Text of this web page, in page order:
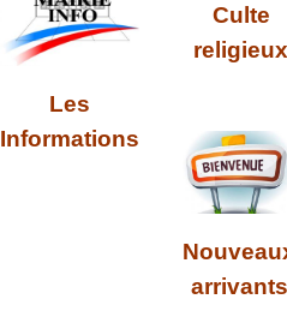
Les
Informations
Culte
religieux
arrivants